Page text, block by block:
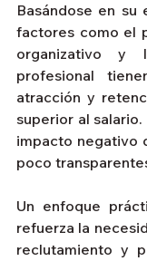
Basándose en
factores como el
organizativo y
profesional
atracción y
superior al
impacto negativo
poco
Un enfoque
refuerza la
reclutamiento y